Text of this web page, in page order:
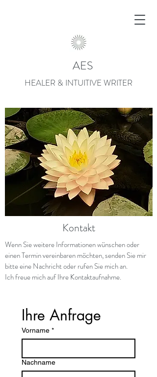
AES
HEALER & INTUITIVE WRITER
Kontakt
Wenn Sie weitere Informationen wünschen oder
einen Termin vereinbaren möchten, senden Sie mir
bitte eine Nachricht oder rufen Sie mich an.
Ich freue mich auf Ihre Kontaktaufnahme.
Ihre Anfrage
Vorname *
Nachname